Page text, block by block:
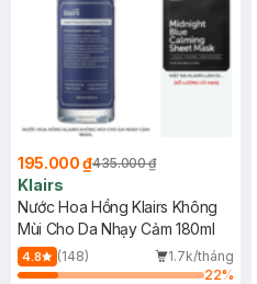
195.000 ₫435.000 ₫
Klairs
Nước Hoa Hồng Klairs Không
Mùi Cho Da Nhạy Cảm 180ml
4.8 (148)
1.7k/tháng
22%